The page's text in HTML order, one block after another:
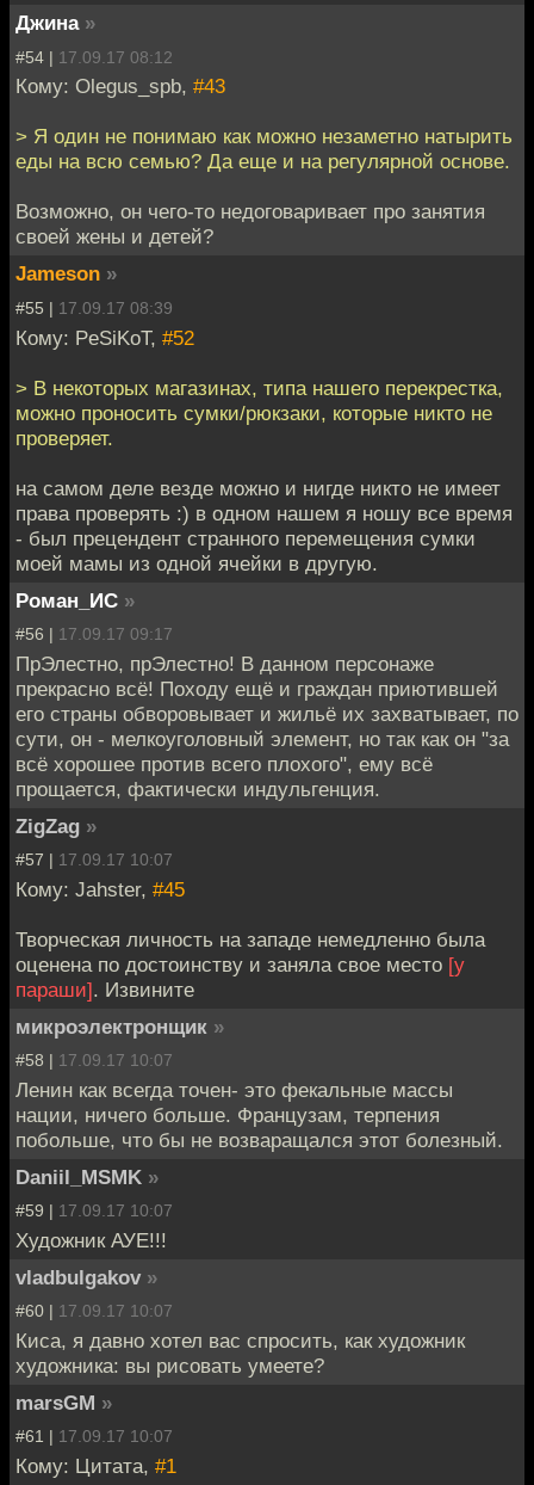
Джина »
#54 | 17.09.17 08:12
Кому: Olegus_spb, #43
> Я один не понимаю как можно незаметно натырить
еды на всю семью? Да еще и на регулярной основе.
Возможно, он чего-то недоговаривает про занятия
своей жены и детей?
Jameson »
#55 | 17.09.17 08:39
Кому: PeSiKoT, #52
> В некоторых магазинах, типа нашего перекрестка,
можно проносить сумки/рюкзаки, которые никто не
проверяет.
на самом деле везде можно и нигде никто не имеет
права проверять :) в одном нашем я ношу все время
- был прецендент странного перемещения сумки
моей мамы из одной ячейки в другую.
Роман_ИС »
#56 | 17.09.17 09:17
ПрЭлестно, прЭлестно! В данном персонаже
прекрасно всё! Походу ещё и граждан приютившей
его страны обворовывает и жильё их захватывает, по
сути, он - мелкоуголовный элемент, но так как он "за
всё хорошее против всего плохого", ему всё
прощается, фактически индульгенция.
ZigZag »
#57 | 17.09.17 10:07
Кому: Jahster, #45
Творческая личность на западе немедленно была
оценена по достоинству и заняла свое место [у
параши]. Извините
микроэлектронщик »
#58 | 17.09.17 10:07
Ленин как всегда точен- это фекальные массы
нации, ничего больше. Французам, терпения
побольше, что бы не возваращался этот болезный.
Daniil_MSMK »
#59 | 17.09.17 10:07
Художник АУЕ!!!
vladbulgakov »
#60 | 17.09.17 10:07
Киса, я давно хотел вас спросить, как художник
художника: вы рисовать умеете?
marsGM »
#61 | 17.09.17 10:07
Кому: Цитата, #1